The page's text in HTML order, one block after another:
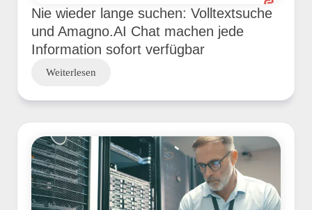
Nie wieder lange suchen: Volltextsuche
und Amagno.AI Chat machen jede
Information sofort verfügbar
Weiterlesen